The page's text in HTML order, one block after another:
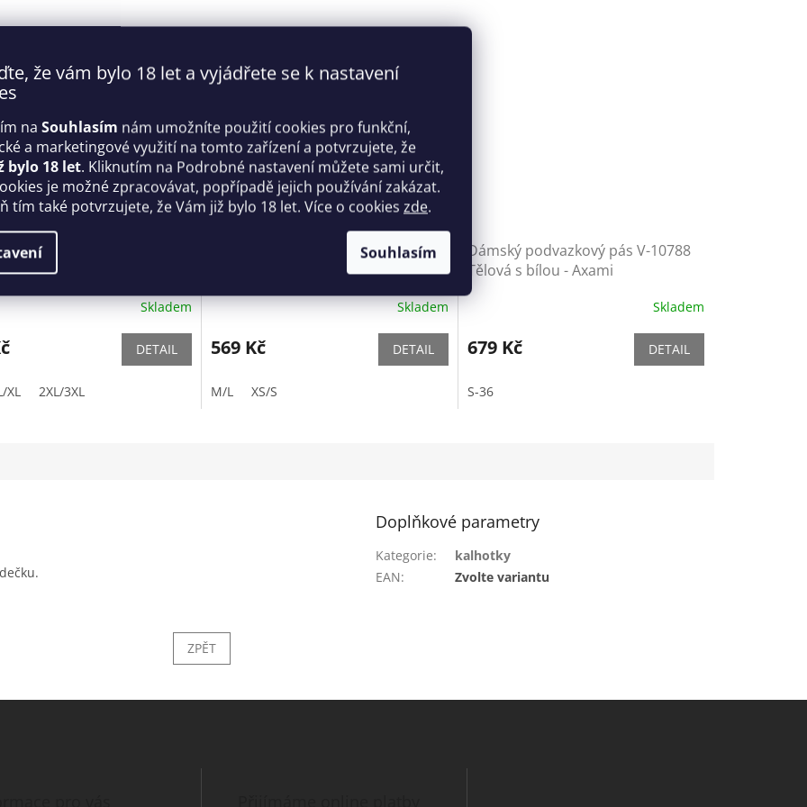
že vám bylo 18 let a vyjádřete se k nastavení
na Souhlasím nám umožníte použití cookies pro funkční,
a marketingové využití na tomto zařízení a potvrzujete, že
bylo 18 let. Kliknutím na Podrobné nastavení můžete sami určit,
je možné zpracovávat, popřípadě jejich používání zakázat.
tím také potvrzujete, že Vám již bylo 18 let. Více o cookies zde.
Souhlasím
kalhotky Ivannes panties
Skladem
DETAIL
XL 2XL/3XL
Krásné kalhotky Mibelia panties -
Skladem
569 Kč DETAIL
M/L XS/S
Dámský podvazkový pás V-10788
Tělová s bílou - Axami
Skladem
679 Kč DETAIL
S-36
Doplňkové parametry
Kategorie:
kalhotky
EAN: Zvolte variantu
ZPĚT